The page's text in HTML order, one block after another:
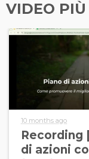
VIDEO PIÙ
10 months ago
Recording
di azioni